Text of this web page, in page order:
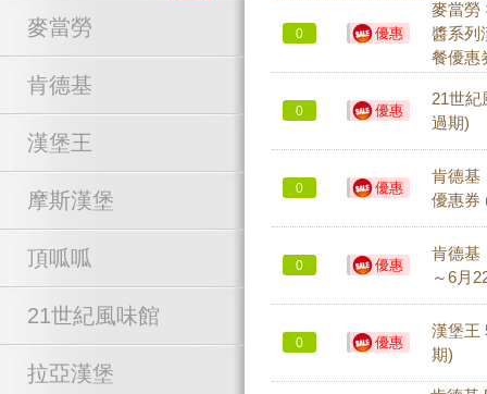
麥當勞
肯德基
漢堡王
摩斯漢堡
頂呱呱
21世紀風味館
拉亞漢堡
0 優惠
麥當勞
醬系列
餐優惠
0 優惠
21世紀
過期)
0 優惠
肯德基
優惠券
0 優惠
肯德基
～6月
0 優惠
漢堡王
期)